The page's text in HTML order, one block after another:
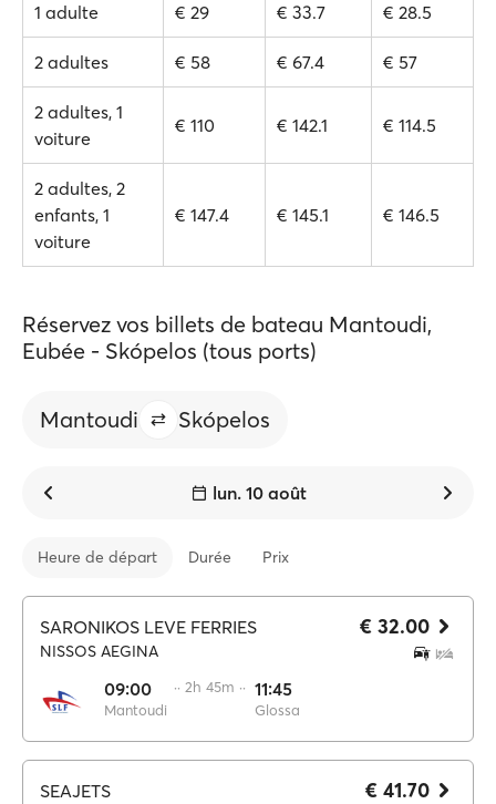
1 adulte € 29 € 33.7 € 28.5
2 adultes € 58 € 67.4 € 57
2 adultes, 1
voiture
€ 110 € 142.1 € 114.5
2 adultes, 2
enfants, 1
voiture
€ 147.4 € 145.1 € 146.5
Réservez vos billets de bateau Mantoudi,
Eubée - Skópelos (tous ports)
Mantoudi Skópelos
lun. 10 août
Heure de départ Durée Prix
SARONIKOS LEVE FERRIES
NISSOS AEGINA
09:00
Mantoudi
·· 2h 45m ·· 11:45
Glossa
€ 32.00
SEAJETS € 41.70